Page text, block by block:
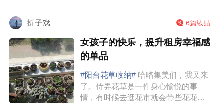
折子戏 6篇续贴
女孩子的快乐，提升租房幸福感
的单品
#阳台花草收纳# 哈咯集美们，我又来
了。侍弄花草是一件身心愉悦的事
情，有时候去逛花市就会带些花花草